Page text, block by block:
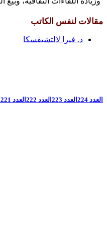
مقالات لنفس الكاتب
د. فيرا لالتشيفسكا
العدد 224 العدد 223 العدد 222 العدد 221